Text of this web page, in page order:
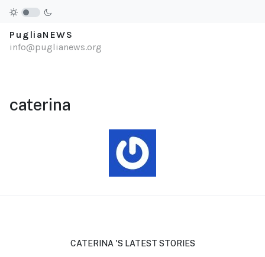
PugliaNEWS
info@puglianews.org
caterina
CATERINA 'S LATEST STORIES